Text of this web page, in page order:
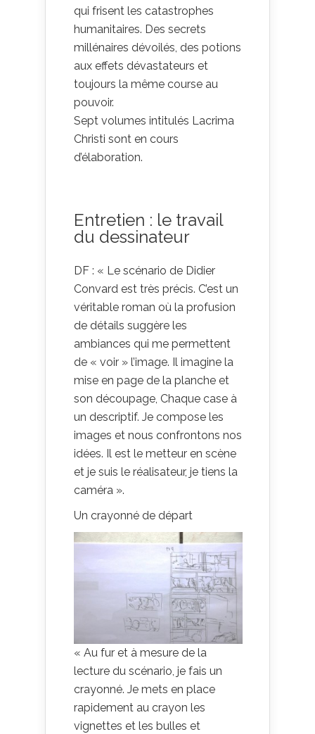
qui frisent les catastrophes
humanitaires. Des secrets
millénaires dévoilés, des potions
aux effets dévastateurs et
toujours la même course au
pouvoir.
Sept volumes intitulés Lacrima
Christi sont en cours
d’élaboration.
Entretien : le travail
du dessinateur
DF : « Le scénario de Didier
Convard est très précis. C’est un
véritable roman où la profusion
de détails suggère les
ambiances qui me permettent
de « voir » l’image. Il imagine la
mise en page de la planche et
son découpage, Chaque case à
un descriptif. Je compose les
images et nous confrontons nos
idées. Il est le metteur en scène
et je suis le réalisateur, je tiens la
caméra ».
Un crayonné de départ
« Au fur et à mesure de la
lecture du scénario, je fais un
crayonné. Je mets en place
rapidement au crayon les
vignettes et les bulles et